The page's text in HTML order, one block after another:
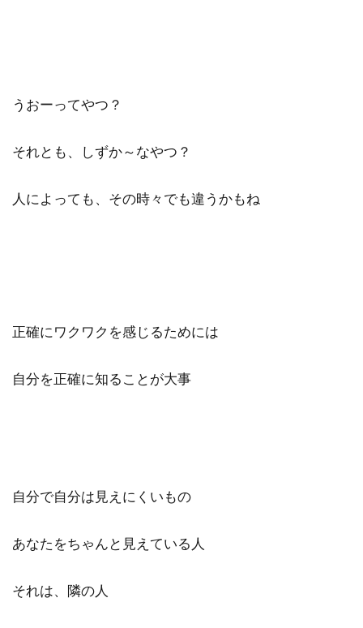
うおーってやつ？
それとも、しずか～なやつ？
人によっても、その時々でも違うかもね
正確にワクワクを感じるためには
自分を正確に知ることが大事
自分で自分は見えにくいもの
あなたをちゃんと見えている人
それは、隣の人